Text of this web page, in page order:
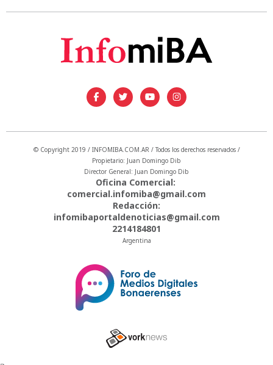
© Copyright 2019 / INFOMIBA.COM.AR / Todos los derechos reservados /
Propietario: Juan Domingo Dib
Director General: Juan Domingo Dib
Oficina Comercial:
comercial.infomiba@gmail.com
Redacción:
infomibaportaldenoticias@gmail.com
2214184801
Argentina